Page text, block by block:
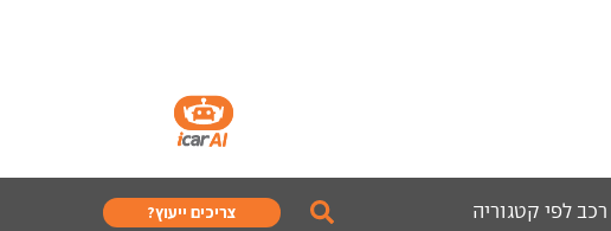
רכב לפי קטגוריה צריכים ייעוץ?